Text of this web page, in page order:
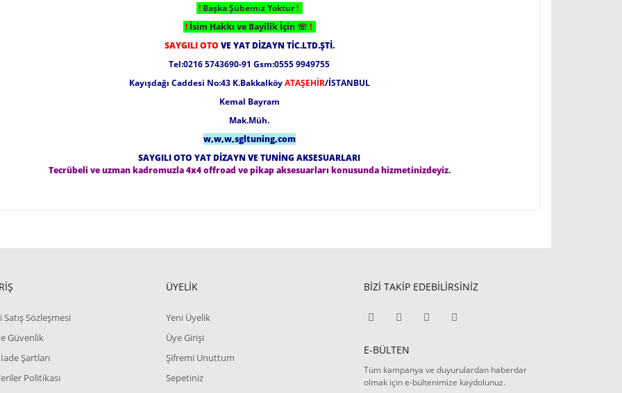
! Başka Şübemiz Yoktur !
! İsim Hakkı ve Bayilik İçin☏ !
SAYGILI OTO VE YAT DİZAYN TİC.LTD.ŞTİ.
Tel:0216 5743690-91 Gsm:0555 9949755
Kayışdağı Caddesi No:43 K.BakkalköyATAŞEHİR/İSTANBUL
Kemal Bayram
Mak.Müh.
w,w,w,sgltuning,com
SAYGILI OTO YAT DİZAYN VE TUNİNG AKSESUARLARI
Tecrübeli ve uzman kadromuzla 4x4 offroad ve pikap aksesuarları konusunda hizmetinizdeyiz.
Satış Sözleşmesi
Güvenlik
Şartları
Politikası
ÜYELİK
Yeni Üyelik
Üye Girişi
Şifremi Unuttum
Sepetiniz
BİZİ TAKİP EDEBİLİRSİNİZ
E-BÜLTEN
Tüm kampanya ve duyurulardan haberdar
olmak için e-bültenimize kaydolunuz.